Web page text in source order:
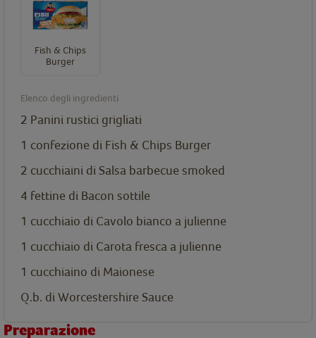
Fish & Chips
Burger
Elenco degli ingredienti
2 Panini rustici grigliati
1 confezione di Fish & Chips Burger
2 cucchiaini di Salsa barbecue smoked
4 fettine di Bacon sottile
1 cucchiaio di Cavolo bianco a julienne
1 cucchiaio di Carota fresca a julienne
1 cucchiaino di Maionese
Q.b. di Worcestershire Sauce
Preparazione